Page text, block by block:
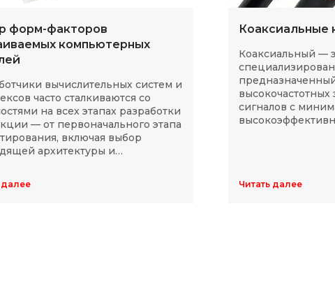
форм-факторов
компьютерных
вычислительных систем и
часто сталкиваются со
на всех этапах разработки
— от первоначального этапа
включая выбор
архитектуры и
массового производства.
далее
Коаксиальные
Коаксиальный —
высокочастотных
сигналов с
Читать далее